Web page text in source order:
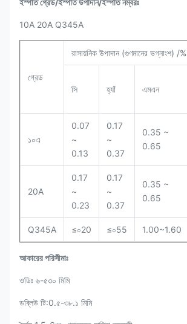
ইস্পাত গ্রেড/ইস্পাত উপাদান/ইস্পাত নম্বরঃ
10A 20A Q345A
গ্রেড
রাসায়নিক উপাদান (গুণমানের ভগ্নাংশ) /%
সি হ্যাঁ এমএন
১০এ
0.07
~
0.13
0.17
~
0.37
0.35 ~
0.65
20A
0.17
~
0.23
0.17
~
0.37
0.35 ~
0.65
Q345A ≤০20 ≤০55 1.00~1.60
আকারের পরিসীমাঃ
ওডিঃ ৬-৫৩০ মিমি
ডব্লিউ টি:0.৫-৩৮.১ মিমি